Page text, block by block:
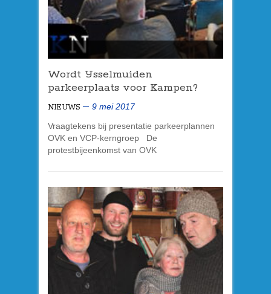
Wordt IJsselmuiden
parkeerplaats voor Kampen?
NIEUWS
9 mei 2017
Vraagtekens bij presentatie parkeerplannen
OVK en VCP-kerngroep De
protestbijeenkomst van OVK